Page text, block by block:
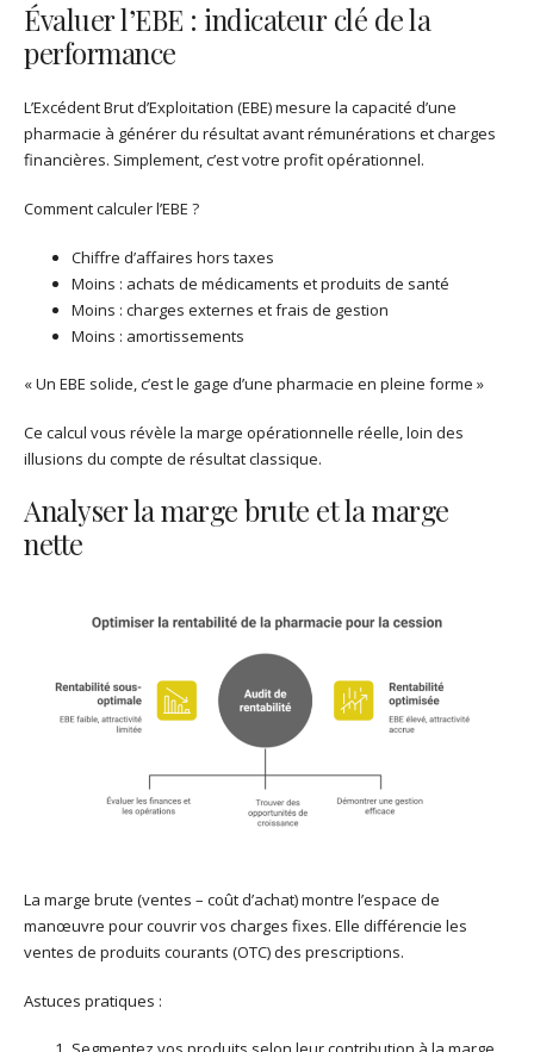
Évaluer l’EBE : indicateur clé de la
performance
L’Excédent Brut d’Exploitation (EBE) mesure la capacité d’une
pharmacie à générer du résultat avant rémunérations et charges
financières. Simplement, c’est votre profit opérationnel.
Comment calculer l’EBE ?
Chiffre d’affaires hors taxes
Moins : achats de médicaments et produits de santé
Moins : charges externes et frais de gestion
Moins : amortissements
« Un EBE solide, c’est le gage d’une pharmacie en pleine forme »
Ce calcul vous révèle la marge opérationnelle réelle, loin des
illusions du compte de résultat classique.
Analyser la marge brute et la marge
nette
La marge brute (ventes – coût d’achat) montre l’espace de
manœuvre pour couvrir vos charges fixes. Elle différencie les
ventes de produits courants (OTC) des prescriptions.
Astuces pratiques :